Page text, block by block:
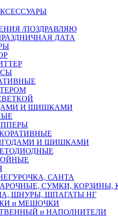
/ПОЗДРАВЛЯЮ
ДАТА
И ШИШКАМИ
И ШИШКАМИ
САНТА
СУМКИ,
ШНУРЫ, ШПАГАТЫ НГ
и МЕШОЧКИ
и НАПОЛНИТЕЛИ